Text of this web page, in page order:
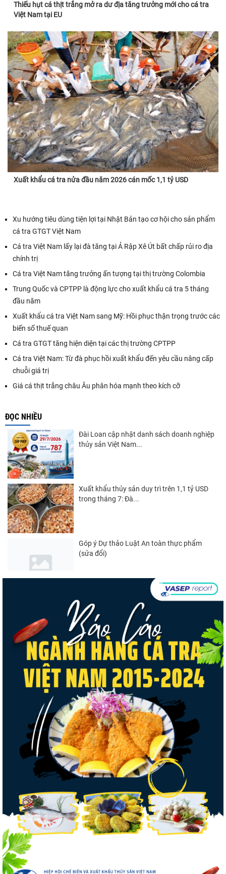
Thiếu hụt cá thịt trắng mở ra dư địa tăng trưởng mới cho cá tra
Việt Nam tại EU
Xuất khẩu cá tra nửa đầu năm 2026 cán mốc 1,1 tỷ USD
Xu hướng tiêu dùng tiện lợi tại Nhật Bản tạo cơ hội cho sản phẩm
cá tra GTGT Việt Nam
Cá tra Việt Nam lấy lại đà tăng tại Ả Rập Xê Út bất chấp rủi ro địa
chính trị
Cá tra Việt Nam tăng trưởng ấn tượng tại thị trường Colombia
Trung Quốc và CPTPP là động lực cho xuất khẩu cá tra 5 tháng
đầu năm
Xuất khẩu cá tra Việt Nam sang Mỹ: Hồi phục thận trọng trước các
biến số thuế quan
Cá tra GTGT tăng hiện diện tại các thị trường CPTPP
Cá tra Việt Nam: Từ đà phục hồi xuất khẩu đến yêu cầu nâng cấp
chuỗi giá trị
Giá cá thịt trắng châu Âu phân hóa mạnh theo kích cỡ
ĐỌC NHIỀU
Đài Loan cập nhật danh sách doanh nghiệp
thủy sản Việt Nam...
Xuất khẩu thủy sản duy trì trên 1,1 tỷ USD
trong tháng 7: Đà...
Góp ý Dự thảo Luật An toàn thực phẩm
(sửa đổi)
Nghị quyết 20-NQ/TW: Định hướng phát
triển thủy sản trong...
Thuế Mục 301 và bài toán thích ứng của
tôm Việt tại thị...
Nguồn cung giảm, giá cá rô phi Trung Quốc
tiếp tục tăng
Điểm tin thủy sản thế giới ngày 3/8/2026
Trung Quốc tăng mạnh nhập khẩu mực,
trong khi nguồn cung...
Xuất khẩu cá ngừ Việt Nam sang Canada